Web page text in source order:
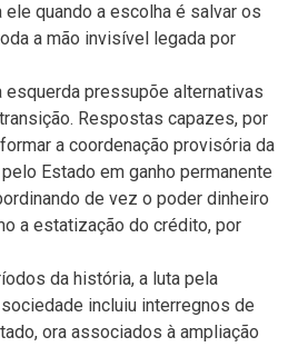
quando a escolha é salvar os
a mão invisível legada por
pressupõe alternativas
Respostas capazes, por
a coordenação provisória da
Estado em ganho permanente
de vez o poder dinheiro
a estatização do crédito, por
da história, a luta pela
incluiu interregnos de
ora associados à ampliação